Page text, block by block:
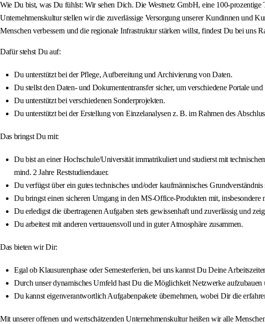
Wie Du bist, was Du fühlst: Wir sehen Dich. Die Westnetz GmbH, eine 100-
Unternehmenskultur stellen wir die zuverlässige Versorgung unserer Kundinnen und
Menschen verbessern und die regionale Infrastruktur stärken willst, findest Du bei uns
Dafür stehst Du auf:
Du unterstützt bei der Pflege, Aufbereitung und Archivierung von Daten.
Du stellst den Daten- und Dokumententransfer sicher, um verschiedene Portale und
Du unterstützt bei verschiedenen Sonderprojekten.
Du unterstützt bei der Erstellung von Einzelanalysen z. B. im Rahmen des
Das bringst Du mit:
Du bist an einer Hochschule/Universität immatrikuliert und studierst mit
mind. 2 Jahre Reststudiendauer.
Du verfügst über ein gutes technisches und/oder kaufmännisches
Du bringst einen sicheren Umgang in den MS-Office-Produkten mit, insbesondere
Du erledigst die übertragenen Aufgaben stets gewissenhaft und zuverlässig und
Du arbeitest mit anderen vertrauensvoll und in guter Atmosphäre zusammen.
Das bieten wir Dir:
Egal ob Klausurenphase oder Semesterferien, bei uns kannst Du Deine
Durch unser dynamisches Umfeld hast Du die Möglichkeit Netzwerke
Du kannst eigenverantwortlich Aufgabenpakete übernehmen, wobei Dir die
Mit unserer offenen und wertschätzenden Unternehmenskultur heißen wir alle